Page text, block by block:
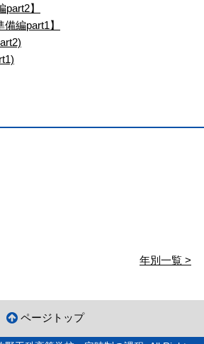
】
編part1】
年別一覧 >
ページトップ